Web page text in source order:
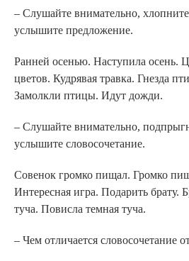
– Слушайте внимательно,
услышите предложение.
Ранней осенью. Наступила осень.
цветов. Кудрявая травка. Гнезда
Замолкли птицы. Идут дожди.
– Слушайте внимательно,
услышите словосочетание.
Совенок громко пищал. Громко
Интересная игра. Подарить брату.
туча. Повисла темная туча.
– Чем отличается словосочетание